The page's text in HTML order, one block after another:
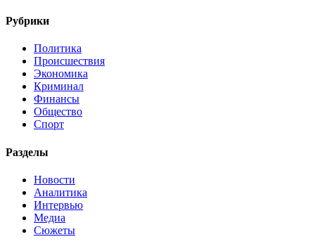
Рубрики
Политика
Происшествия
Экономика
Криминал
Финансы
Общество
Спорт
Разделы
Новости
Аналитика
Интервью
Медиа
Сюжеты